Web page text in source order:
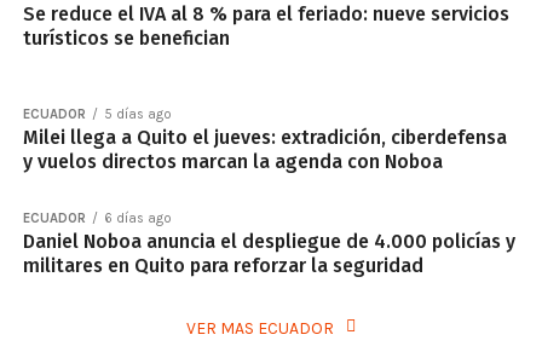
Se reduce el IVA al 8 % para el feriado: nueve servicios
turísticos se benefician
ECUADOR 5 días ago
Milei llega a Quito el jueves: extradición, ciberdefensa
y vuelos directos marcan la agenda con Noboa
ECUADOR 6 días ago
Daniel Noboa anuncia el despliegue de 4.000 policías y
militares en Quito para reforzar la seguridad
VER MAS ECUADOR